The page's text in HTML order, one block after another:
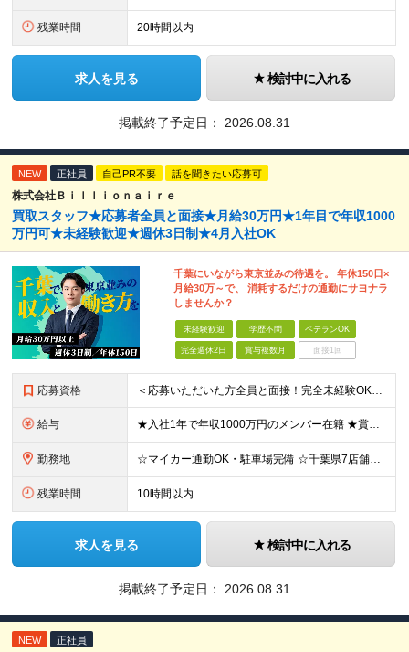
残業時間 20時間以内
求人を見る 検討中に入れる
掲載終了予定日： 2026.08.31
NEW 正社員 自己PR不要 話を聞きたい応募可
株式会社Ｂｉｌｌｉｏｎａｉｒｅ
買取スタッフ★応募者全員と面接★月給30万円★1年目で年収1000
万円可★未経験歓迎★週休3日制★4月入社OK
千葉にいながら東京並みの待遇を。 年休150日×
月給30万～で、 消耗するだけの通勤にサヨナラ
しませんか？
未経験歓迎 学歴不問 ベテランOK
完全週休2日 賞与複数月 面接1回
応募資格 ＜応募いただいた方全員と面接！完全未経験OK＞ ★第二新卒・ブランクOK ★転職回数・スキル不問 ★学歴不問 ◎第二新卒も大歓迎 「新卒で入社したけど、環境が合わなくて早期に退職してしまった」 とい
給与 ★入社1年で年収1000万円のメンバー在籍 ★賞与だけで100万円以上の支給実績も ★月給30万円以上 月給30万円～50万円＋賞与年1回（最大3カ月分）＋インセンティブ＋各種手当 ※研修期間中は
勤務地 ☆マイカー通勤OK・駐車場完備 ☆千葉県7店舗で募集 ☆2026年新店舗立ち上げ店舗あり ☆転勤なし 本社、もしくは以下店舗での勤務になります。 【本社】 千葉県印旛郡酒々井町本佐倉457-2
残業時間 10時間以内
求人を見る 検討中に入れる
掲載終了予定日： 2026.08.31
NEW 正社員